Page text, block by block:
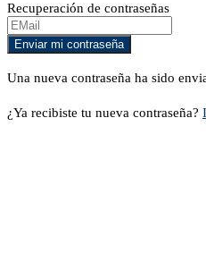
Recuperación de contraseñas
Una nueva contraseña ha sido
¿Ya recibiste tu nueva contraseña?